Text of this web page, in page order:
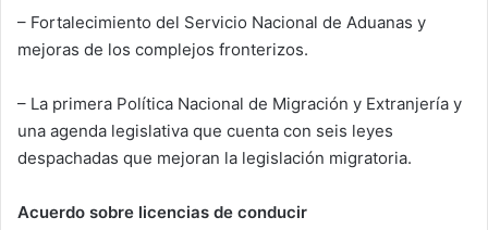
– Fortalecimiento del Servicio Nacional de Aduanas y
mejoras de los complejos fronterizos.
– La primera Política Nacional de Migración y Extranjería y
una agenda legislativa que cuenta con seis leyes
despachadas que mejoran la legislación migratoria.
Acuerdo sobre licencias de conducir